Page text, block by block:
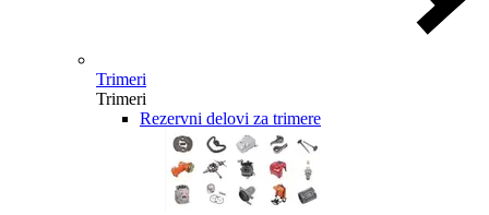
Trimeri
Trimeri
Rezervni delovi za trimere